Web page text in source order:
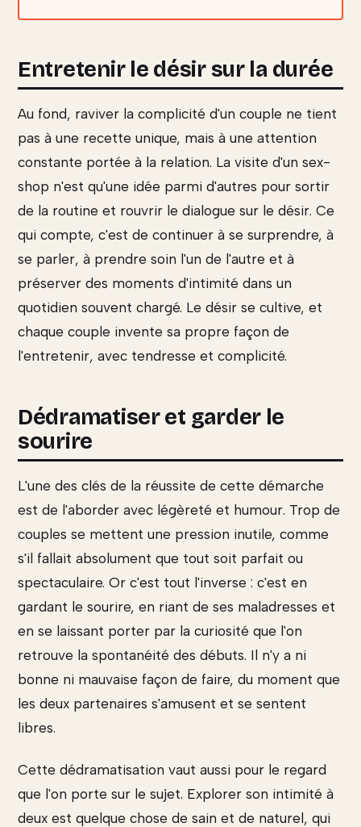
Entretenir le désir sur la durée
Au fond, raviver la complicité d'un couple ne tient
pas à une recette unique, mais à une attention
constante portée à la relation. La visite d'un sex-
shop n'est qu'une idée parmi d'autres pour sortir
de la routine et rouvrir le dialogue sur le désir. Ce
qui compte, c'est de continuer à se surprendre, à
se parler, à prendre soin l'un de l'autre et à
préserver des moments d'intimité dans un
quotidien souvent chargé. Le désir se cultive, et
chaque couple invente sa propre façon de
l'entretenir, avec tendresse et complicité.
Dédramatiser et garder le
sourire
L'une des clés de la réussite de cette démarche
est de l'aborder avec légèreté et humour. Trop de
couples se mettent une pression inutile, comme
s'il fallait absolument que tout soit parfait ou
spectaculaire. Or c'est tout l'inverse : c'est en
gardant le sourire, en riant de ses maladresses et
en se laissant porter par la curiosité que l'on
retrouve la spontanéité des débuts. Il n'y a ni
bonne ni mauvaise façon de faire, du moment que
les deux partenaires s'amusent et se sentent
libres.
Cette dédramatisation vaut aussi pour le regard
que l'on porte sur le sujet. Explorer son intimité à
deux est quelque chose de sain et de naturel, qui